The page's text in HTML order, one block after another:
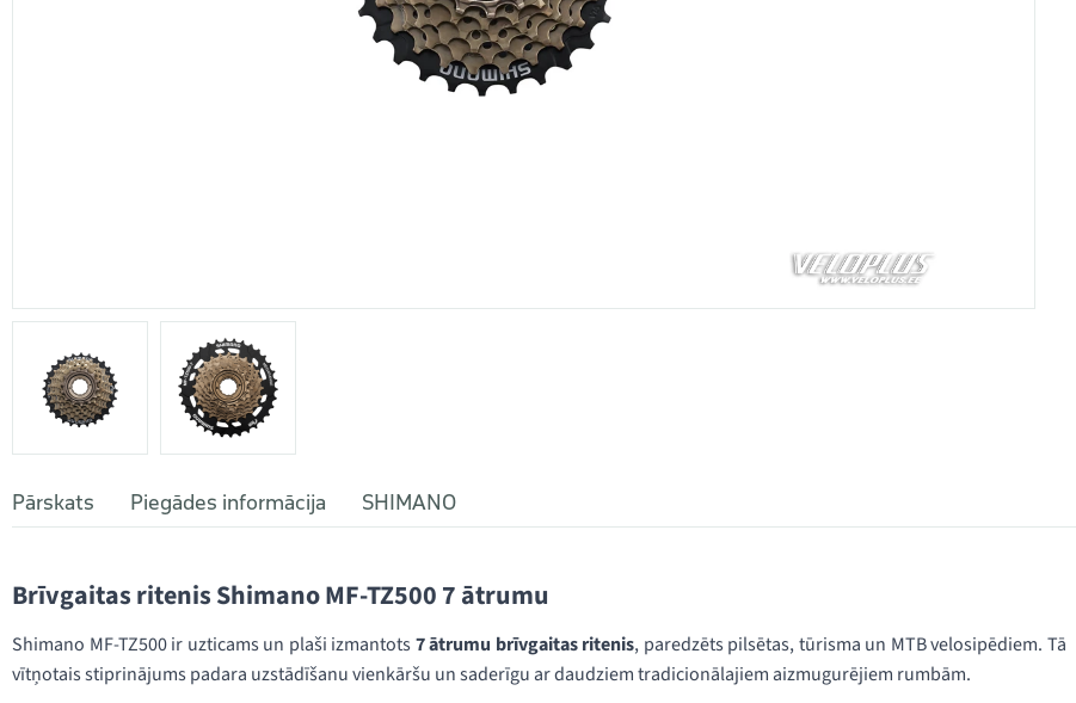
Pārskats Piegādes informācija SHIMANO
Brīvgaitas ritenis Shimano MF-TZ500 7 ātrumu
Shimano MF-TZ500 ir uzticams un plaši izmantots7 ātrumu brīvgaitas ritenis, paredzēts pilsētas, tūrisma un MTB velosipēdiem. Tā
vītņotais stiprinājums padara uzstādīšanu vienkāršu un saderīgu ar daudziem tradicionālajiem aizmugurējiem rumbām.